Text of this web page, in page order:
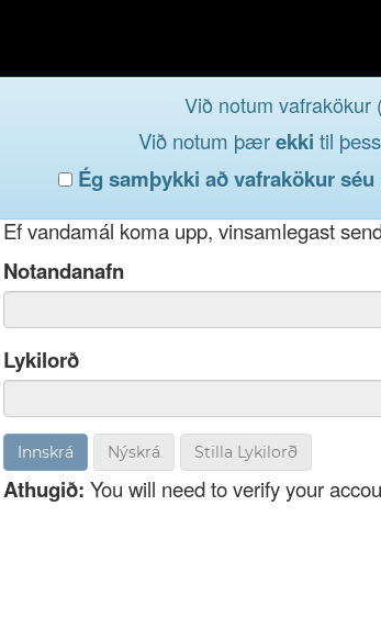
Við notum vafrakökur
Við notum þærekki til
Ég samþykki að vafrakökur
Innskráog taktu þátt í
Ef þú hefur gleymt notendanafni þínu, þá
Ef vandamál koma upp, vinsamlegast
Notandanafn
Lykilorð
Nýskrá Stilla Lykilorð
Athugið: You will need to verify your